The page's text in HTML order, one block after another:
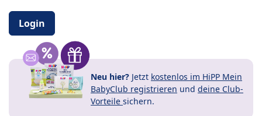
Login
Neu hier? Jetzt kostenlos im HiPP Mein
BabyClub registrieren und deine Club-
Vorteile sichern.